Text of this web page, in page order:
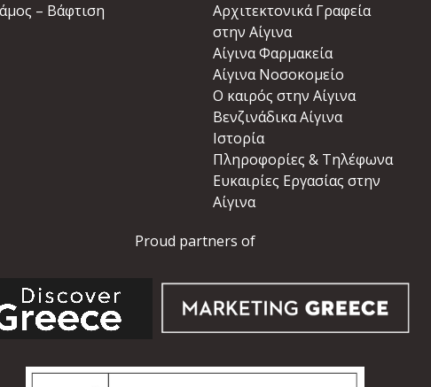
– Βάφτιση
Αρχιτεκτονικά Γραφεία
στην Αίγινα
Αίγινα Φαρμακεία
Αίγινα Νοσοκομείο
Ο καιρός στην Αίγινα
Βενζινάδικα Αίγινα
Ιστορία
Πληροφορίες & Τηλέφωνα
Ευκαιρίες Εργασίας στην
Αίγινα
Proud partners of